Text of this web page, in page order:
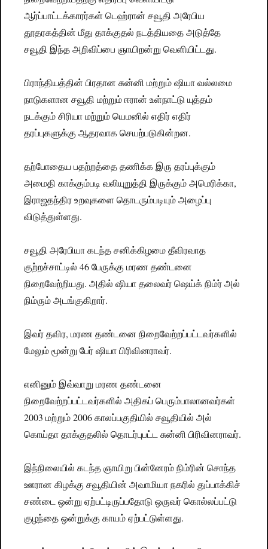
ஆர்ப்பாட்டக்காரர்கள் டெஹ்ரான் சவூதி அரேபிய
தூதரகத்தின் மீது தாக்குதல் நடத்தியதை அடுத்தே
சவூதி இந்த அறிவிப்பை ஞாயிறன்று வெளியிட்டது.
பிராந்தியத்தின் பிரதான சுன்னி மற்றும் ஷியா வல்லமை
நாடுகளான சவூதி மற்றும் ஈரான் உள்நாட்டு யுத்தம்
நடக்கும் சிரியா மற்றும் யெமனில் எதிர் எதிர்
தரப்புகளுக்கு ஆதரவாக செயற்படுகின்றன.
தற்போதைய பதற்றத்தை தணிக்க இரு தரப்புக்கும்
அமைதி காக்கும்படி வலியுறுத்தி இருக்கும் அமெரிக்கா,
இராஜதந்திர உறவுகளை தொடரும்படியும் அழைப்பு
விடுத்துள்ளது.
சவூதி அரேபியா கடந்த சனிக்கிழமை தீவிரவாத
குற்றச்சாட்டில் 46 பேருக்கு மரண தண்டனை
நிறைவேற்றியது. அதில் ஷியா தலைவர் ஷெய்க் நிம்ர் அல்
நிம்ரும் அடங்குகிறார்.
இவர் தவிர, மரண தண்டனை நிறைவேற்றப்பட்டவர்களில்
மேலும் மூன்று பேர் ஷியா பிரிவினராவர்.
எனினும் இவ்வாறு மரண தண்டனை
நிறைவேற்றப்பட்டவர்களில் அதிகப் பெரும்பாலானவர்கள்
2003 மற்றும் 2006 காலப்பகுதியில் சவூதியில் அல்
கொய்தா தாக்குதலில் தொடர்புபட்ட சுன்னி பிரிவினராவர்.
இந்நிலையில் கடந்த ஞாயிறு பின்னேரம் நிம்ரின் சொந்த
ஊரான கிழக்கு சவூதியின் அவாமியா நகரில் துப்பாக்கிச்
சண்டை ஒன்று ஏற்பட்டிருப்பதோடு ஒருவர் கொல்லப்பட்டு
குழந்தை ஒன்றுக்கு காயம் ஏற்பட்டுள்ளது.